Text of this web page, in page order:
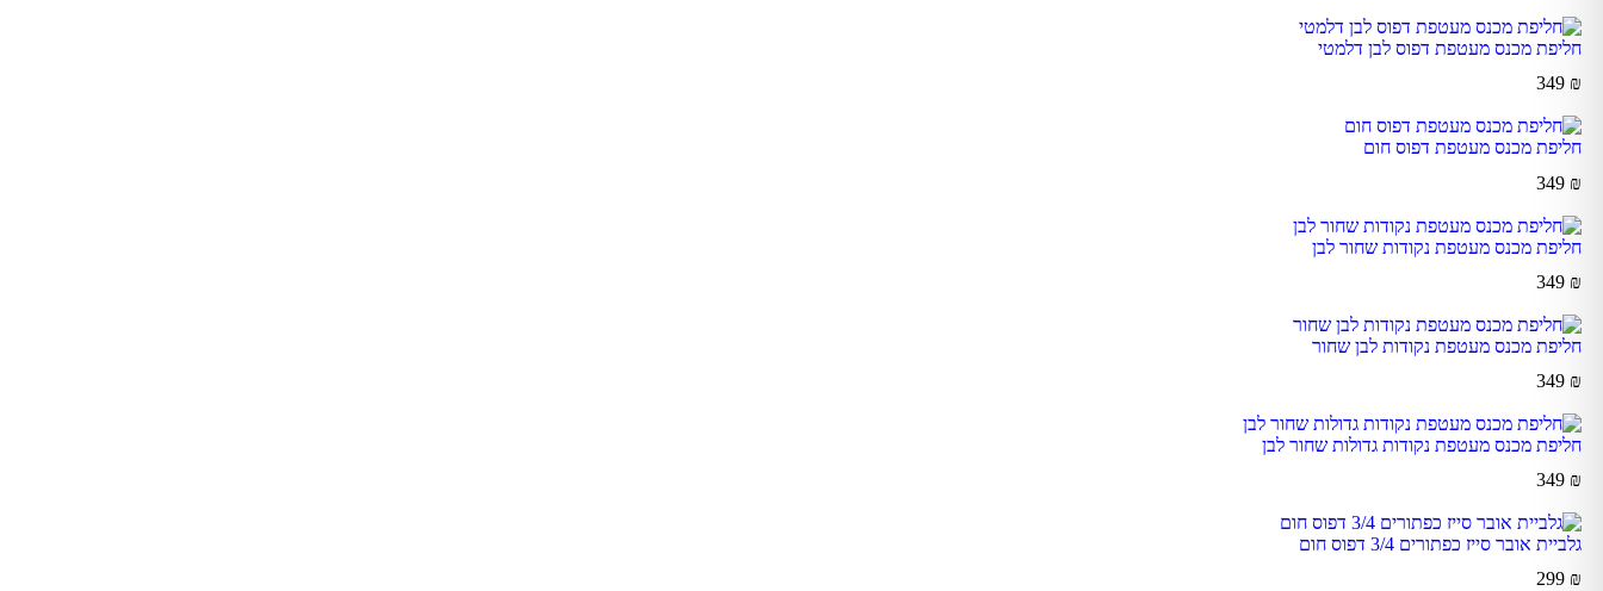
חליפת מכנס מעטפת דפוס לבן דלמטי
349 ₪
חליפת מכנס מעטפת דפוס חום
349 ₪
חליפת מכנס מעטפת נקודות שחור לבן
349 ₪
חליפת מכנס מעטפת נקודות לבן שחור
349 ₪
חליפת מכנס מעטפת נקודות גדולות שחור לבן
349 ₪
גלביית אובר סייז כפתורים 3/4 דפוס חום
299 ₪